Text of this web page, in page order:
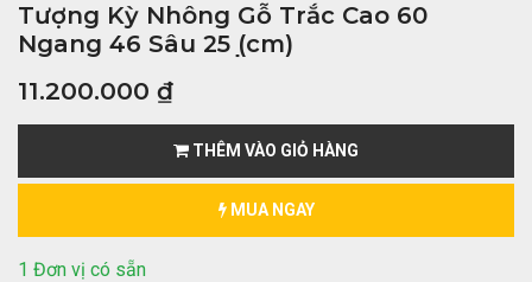
Tượng Kỳ Nhông Gỗ Trắc Cao 60
Ngang 46 Sâu 25 ̣(cm)
11.200.000 ₫
THÊM VÀO GIỎ HÀNG
MUA NGAY
1 Đơn vị có sẵn